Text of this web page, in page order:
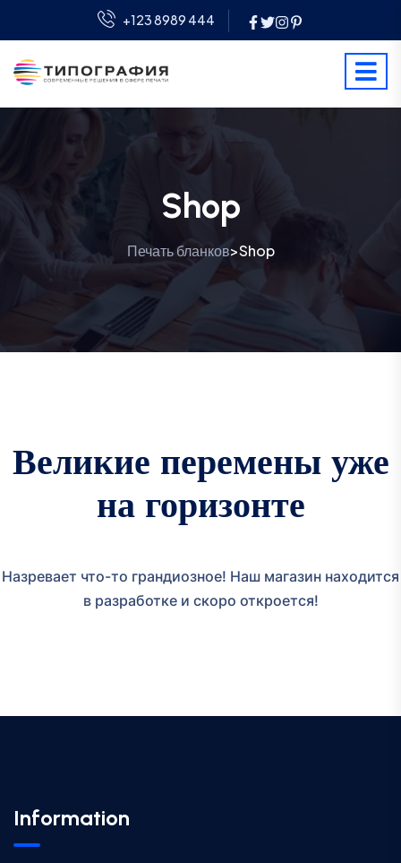
+123 8989 444
Shop
Печать бланков>Shop
Великие перемены уже
на горизонте
Назревает что-то грандиозное! Наш магазин находится
в разработке и скоро откроется!
Information